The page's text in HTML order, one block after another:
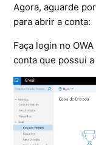
Agora, aguarde
para abrir a conta:
Faça login no OWA
conta que possui